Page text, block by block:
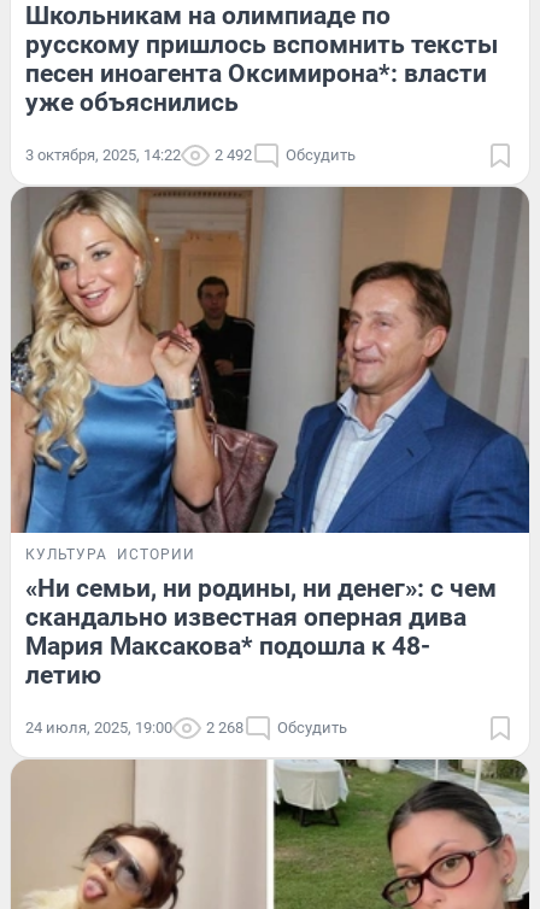
Школьникам на олимпиаде по
русскому пришлось вспомнить тексты
песен иноагента Оксимирона*: власти
уже объяснились
3 октября, 2025, 14:22 2 492 Обсудить
КУЛЬТУРА ИСТОРИИ
«Ни семьи, ни родины, ни денег»: с чем
скандально известная оперная дива
Мария Максакова* подошла к 48-
летию
24 июля, 2025, 19:00 2 268 Обсудить